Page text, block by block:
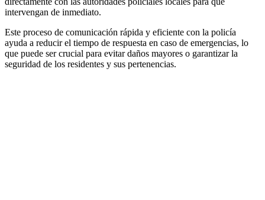
intervengan de inmediato.
Este proceso de comunicación rápida y eficiente con la policía
ayuda a reducir el tiempo de respuesta en caso de emergencias, lo
que puede ser crucial para evitar daños mayores o garantizar la
seguridad de los residentes y sus pertenencias.